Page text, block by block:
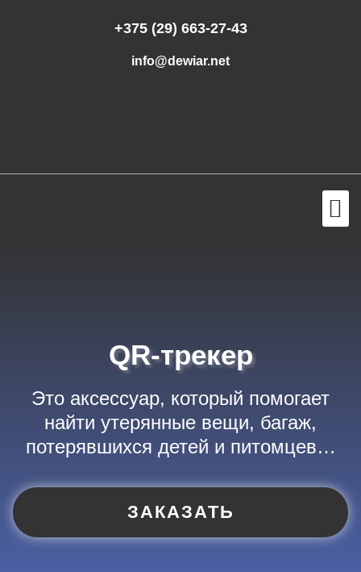
+375 (29) 663-27-43
info@dewiar.net
QR-трекер
Это аксессуар, который помогает
найти утерянные вещи, багаж,
потерявшихся детей и питомцев…
ЗАКАЗАТЬ